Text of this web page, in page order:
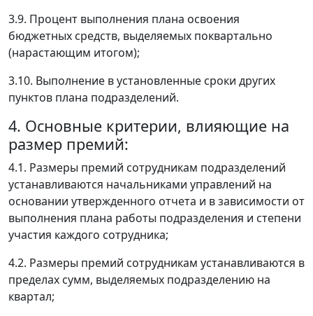
3.9. Процент выполнения плана освоения
бюджетных средств, выделяемых поквартально
(нарастающим итогом);
3.10. Выполнение в установленные сроки других
пунктов плана подразделений.
4. Основные критерии, влияющие на
размер премий:
4.1. Размеры премий сотрудникам подразделений
устанавливаются начальниками управлений на
основании утвержденного отчета и в зависимости от
выполнения плана работы подразделения и степени
участия каждого сотрудника;
4.2. Размеры премий сотрудникам устанавливаются в
пределах сумм, выделяемых подразделению на
квартал;